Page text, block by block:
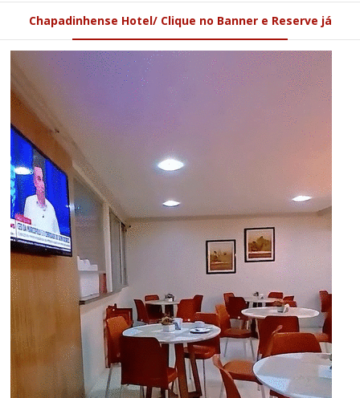
Chapadinhense Hotel/ Clique no Banner e Reserve já